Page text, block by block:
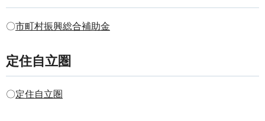
〇市町村振興総合補助金
定住自立圏
〇定住自立圏